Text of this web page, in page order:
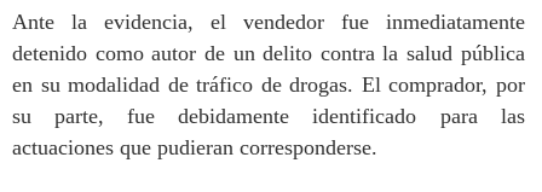
Ante la evidencia, el vendedor fue inmediatamente
detenido como autor de un delito contra la salud pública
en su modalidad de tráfico de drogas. El comprador, por
su parte, fue debidamente identificado para las
actuaciones que pudieran corresponderse.